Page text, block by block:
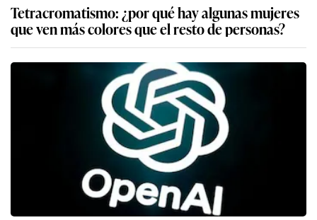
Tetracromatismo: ¿por qué hay algunas mujeres
que ven más colores que el resto de personas?